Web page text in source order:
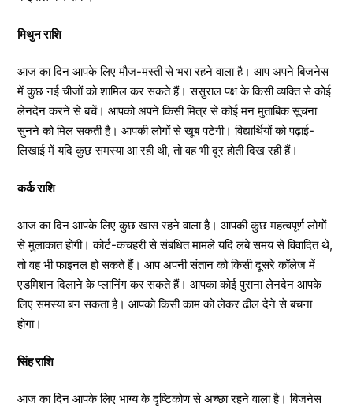
मिथुन राशि
आज का दिन आपके लिए मौज-मस्ती से भरा रहने वाला है। आप अपने बिजनेस
में कुछ नई चीजों को शामिल कर सकते हैं। ससुराल पक्ष के किसी व्यक्ति से कोई
लेनदेन करने से बचें। आपको अपने किसी मित्र से कोई मन मुताबिक सूचना
सुनने को मिल सकती है। आपकी लोगों से खूब पटेगी। विद्यार्थियों को पढ़ाई-
लिखाई में यदि कुछ समस्या आ रही थी, तो वह भी दूर होती दिख रही हैं।
कर्क राशि
आज का दिन आपके लिए कुछ खास रहने वाला है। आपकी कुछ महत्वपूर्ण लोगों
से मुलाकात होगी। कोर्ट-कचहरी से संबंधित मामले यदि लंबे समय से विवादित थे,
तो वह भी फाइनल हो सकते हैं। आप अपनी संतान को किसी दूसरे कॉलेज में
एडमिशन दिलाने के प्लानिंग कर सकते हैं। आपका कोई पुराना लेनदेन आपके
लिए समस्या बन सकता है। आपको किसी काम को लेकर ढील देने से बचना
होगा।
सिंह राशि
आज का दिन आपके लिए भाग्य के दृष्टिकोण से अच्छा रहने वाला है। बिजनेस